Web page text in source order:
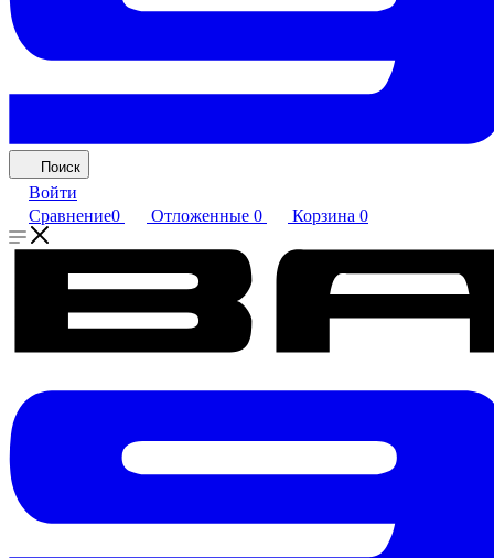
Поиск
Войти
Сравнение0 Отложенные 0 Корзина 0